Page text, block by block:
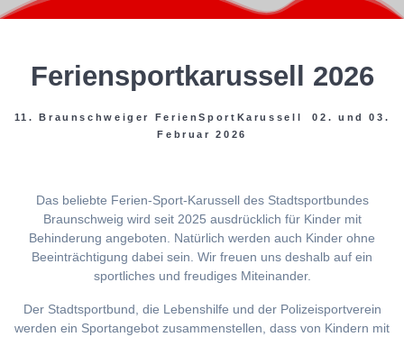
Feriensportkarussell 2026
11. Braunschweiger FerienSportKarussell 02. und 03.
Februar 2026
Das beliebte Ferien-Sport-Karussell des Stadtsportbundes
Braunschweig wird seit 2025 ausdrücklich für Kinder mit
Behinderung angeboten. Natürlich werden auch Kinder ohne
Beeinträchtigung dabei sein. Wir freuen uns deshalb auf ein
sportliches und freudiges Miteinander.
Der Stadtsportbund, die Lebenshilfe und der Polizeisportverein
werden ein Sportangebot zusammenstellen, dass von Kindern mit